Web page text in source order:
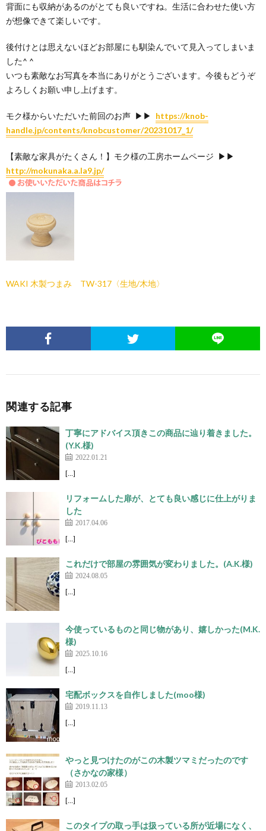
背面にも収納があるのがとても良いですね。生活に合わせた使い方
が想像できて楽しいです。
後付けとは思えないほどお部屋にも馴染んでいて見入ってしまいま
した^ ^
いつも素敵なお写真を本当にありがとうございます。今後もどうぞ
よろしくお願い申し上げます。
モク様からいただいた前回のお声 ▶▶ https://knob-
handle.jp/contents/knobcustomer/20231017_1/
【素敵な家具がたくさん！】モク様の工房ホームページ ▶▶
http://mokunaka.a.la9.jp/
WAKI 木製つまみ TW-317〈生地/木地〉
関連する記事
丁寧にアドバイス頂きこの商品に辿り着きました。
(Y.K.様)
2022.01.21
[…]
リフォームした扉が、とても良い感じに仕上がりま
した
2017.04.06
[…]
これだけで部屋の雰囲気が変わりました。(A.K.様)
2024.08.05
[…]
今使っているものと同じ物があり、嬉しかった(M.K.
様)
2025.10.16
[…]
宅配ボックスを自作しました(moo様)
2019.11.13
[…]
やっと見つけたのがこの木製ツマミだったのです
（さかなの家様）
2013.02.05
[…]
このタイプの取っ手は扱っている所が近場になく、